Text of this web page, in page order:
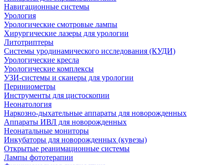
Навигационные системы
Урология
Урологические смотровые лампы
Хирургические лазеры для урологии
Литотриптеры
Системы уродинамического исследования (КУДИ)
Урологические кресла
Урологические комплексы
УЗИ-системы и сканеры для урологии
Периниометры
Инструменты для цистоскопии
Неонатология
Наркозно-дыхательные аппараты для новорожденных
Аппараты ИВЛ для новорожденных
Неонатальные мониторы
Инкубаторы для новорожденных (кувезы)
Открытые реанимационные системы
Лампы фототерапии